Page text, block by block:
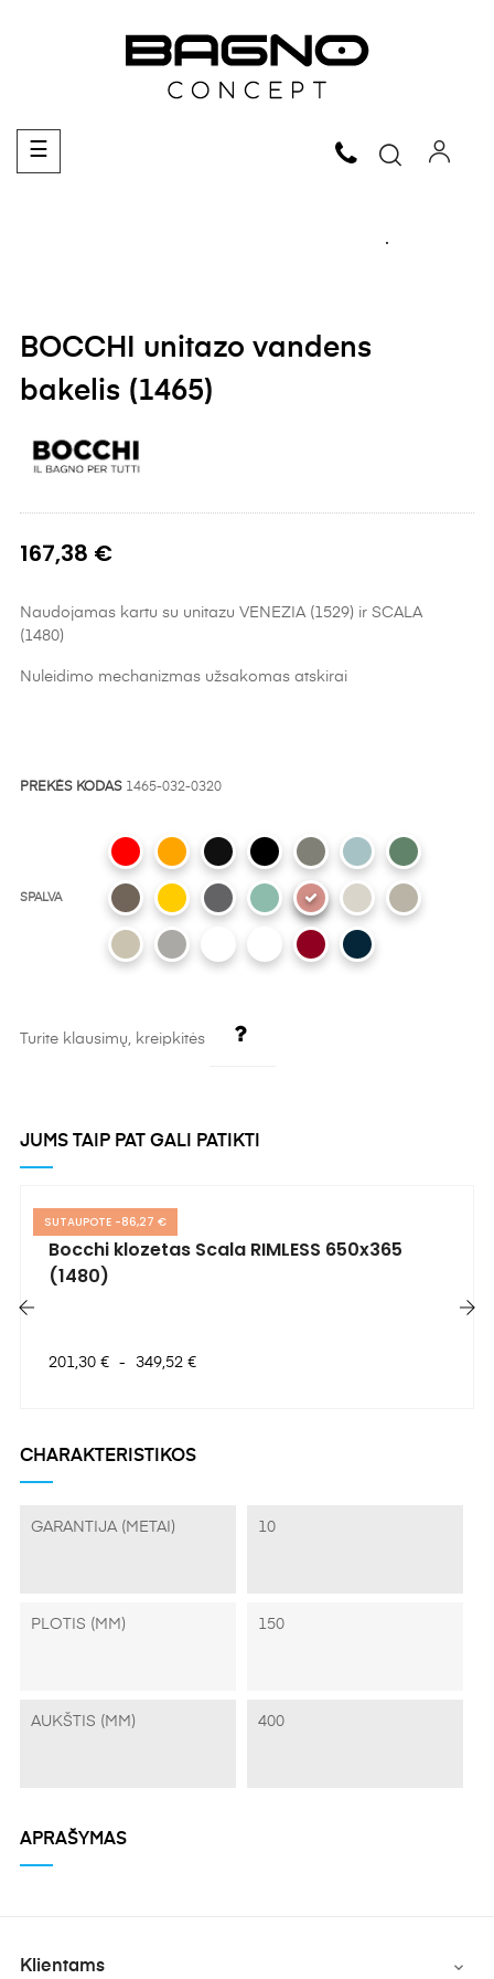
Toggle
navigation
☰
BOCCHI unitazo vandens
bakelis (1465)
167,38 €
Naudojamas kartu su unitazu VENEZIA (1529) ir SCALA
(1480)
Nuleidimo mechanizmas užsakomas atskirai
PREKĖS KODAS 1465-032-0320
SPALVA
Turite klausimų, kreipkitės
JUMS TAIP PAT GALI PATIKTI
SUTAUPOTE -86,27 €
Bocchi klozetas Scala RIMLESS 650x365
(1480)
Bazinė
Kaina
201,30 € - 349,52 €
CHARAKTERISTIKOS
GARANTIJA (METAI) 10
PLOTIS (MM) 150
AUKŠTIS (MM) 400
APRAŠYMAS
Klientams 